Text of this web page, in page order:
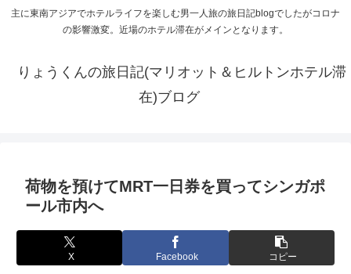
主に東南アジアでホテルライフを楽しむ男一人旅の旅日記blogでしたがコロナ
の影響激変。近場のホテル滞在がメインとなります。
りょうくんの旅日記(マリオット＆ヒルトンホテル滞
在)ブログ
荷物を預けてMRT一日券を買ってシンガポ
ール市内へ
X Facebook コピー